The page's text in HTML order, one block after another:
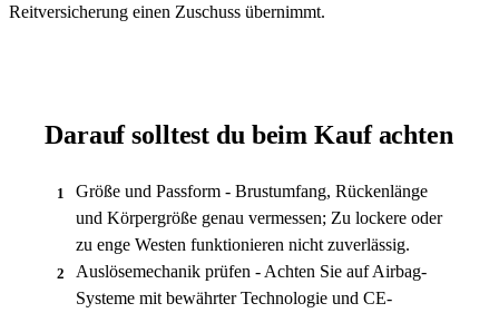
Reitversicherung einen Zuschuss übernimmt.
Darauf solltest du beim Kauf achten
1
Größe und Passform - Brustumfang, Rückenlänge
und Körpergröße genau vermessen; Zu lockere oder
zu enge Westen funktionieren nicht zuverlässig.
2
Auslösemechanik prüfen - Achten Sie auf Airbag-
Systeme mit bewährter Technologie und CE-